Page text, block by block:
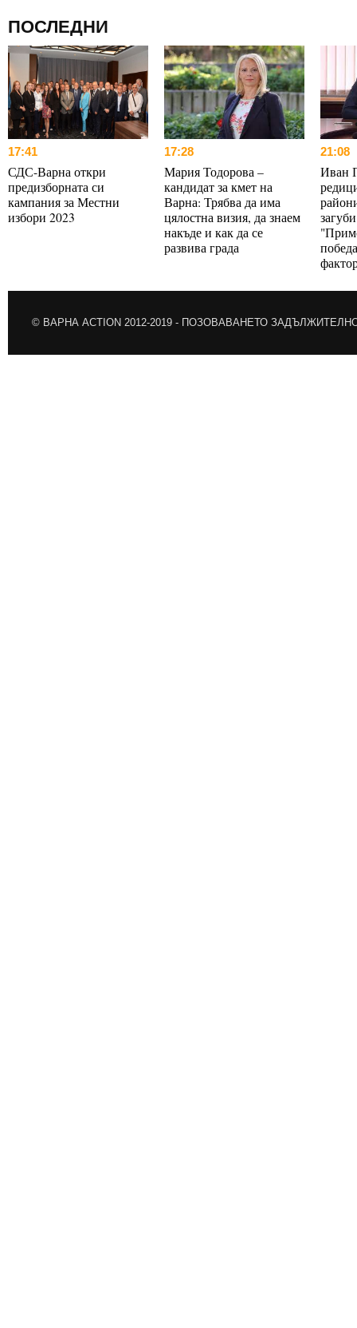
ПОСЛЕДНИ
17:41
СДС-Варна откри
предизборната си
кампания за Местни
избори 2023
17:28
Мария Тодорова –
кандидат за кмет на
Варна: Трябва да има
цялостна визия, да знаем
накъде и как да се
развива града
21:08
Иван
© ВАРНА ACTION 2012-2019 - ПОЗОВАВАНЕТО